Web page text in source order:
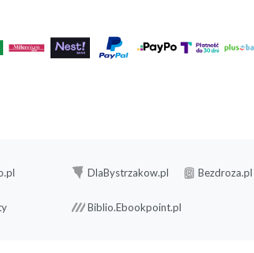
DlaBystrzakow.pl Bezdroza.pl
Biblio.Ebookpoint.pl